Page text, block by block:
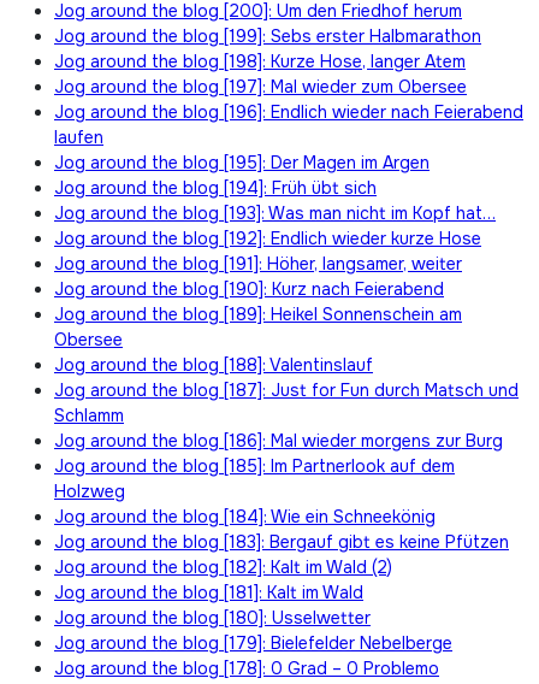
Jog around the blog [200]: Um den Friedhof herum
Jog around the blog [199]: Sebs erster Halbmarathon
Jog around the blog [198]: Kurze Hose, langer Atem
Jog around the blog [197]: Mal wieder zum Obersee
Jog around the blog [196]: Endlich wieder nach Feierabend
laufen
Jog around the blog [195]: Der Magen im Argen
Jog around the blog [194]: Früh übt sich
Jog around the blog [193]: Was man nicht im Kopf hat…
Jog around the blog [192]: Endlich wieder kurze Hose
Jog around the blog [191]: Höher, langsamer, weiter
Jog around the blog [190]: Kurz nach Feierabend
Jog around the blog [189]: Heikel Sonnenschein am
Obersee
Jog around the blog [188]: Valentinslauf
Jog around the blog [187]: Just for Fun durch Matsch und
Schlamm
Jog around the blog [186]: Mal wieder morgens zur Burg
Jog around the blog [185]: Im Partnerlook auf dem
Holzweg
Jog around the blog [184]: Wie ein Schneekönig
Jog around the blog [183]: Bergauf gibt es keine Pfützen
Jog around the blog [182]: Kalt im Wald (2)
Jog around the blog [181]: Kalt im Wald
Jog around the blog [180]: Usselwetter
Jog around the blog [179]: Bielefelder Nebelberge
Jog around the blog [178]: 0 Grad – 0 Problemo